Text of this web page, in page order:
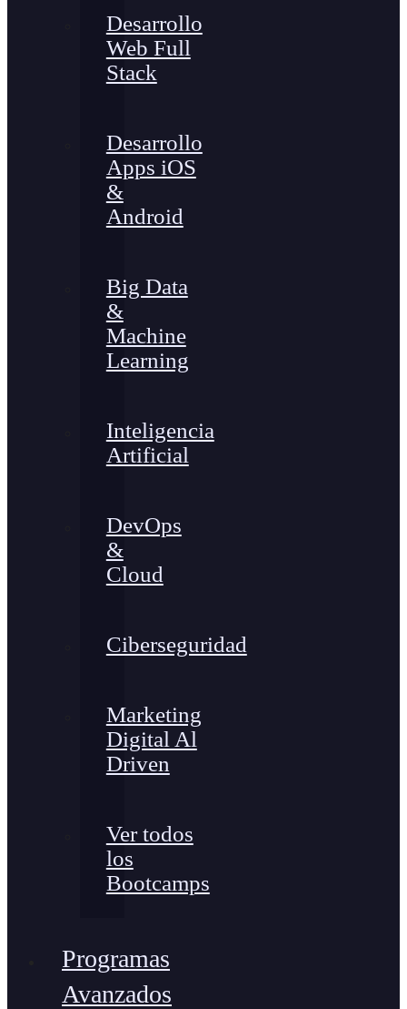
Desarrollo
Web Full
Stack
Desarrollo
Apps iOS
&
Android
Big Data
&
Machine
Learning
Inteligencia
Artificial
DevOps
&
Cloud
Ciberseguridad
Marketing
Digital Al
Driven
Ver todos
los
Bootcamps
Programas
Avanzados